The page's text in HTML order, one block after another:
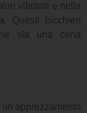
vibranti e nella
Questi bicchieri
sia una cena